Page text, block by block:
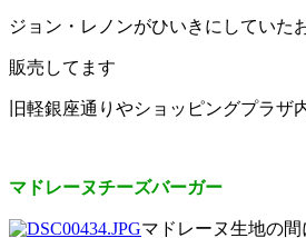
ジョン・レノンがひいきにしていた
販売してます
旧軽銀座通りやショッピングプラザ
マドレーヌチーズバーガー
マドレーヌ生地の間